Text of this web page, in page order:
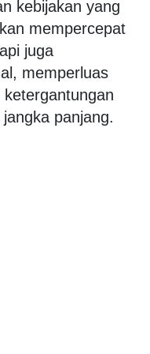
kebijakan yang
mempercepat
juga
memperluas
panjang.